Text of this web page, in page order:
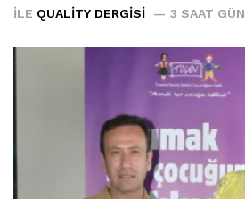
İLE QUALITY DERGISI 3 SAAT GÜN